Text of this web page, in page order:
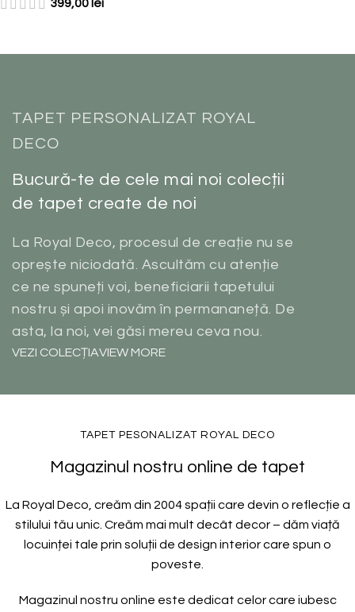
399,00 lei
TAPET PERSONALIZAT ROYAL
DECO
Bucură-te de cele mai noi colecții
de tapet create de noi
La Royal Deco, procesul de creație nu se
oprește niciodată. Ascultăm cu atenție
ce ne spuneți voi, beneficiarii tapetului
nostru și apoi inovăm în permananeță. De
asta, la noi, vei găsi mereu ceva nou.
VEZI COLECȚIAVIEW MORE
TAPET PESONALIZAT ROYAL DECO
Magazinul nostru online de tapet
La Royal Deco, creăm din 2004 spații care devin o reflecție a
stilului tău unic. Creăm mai mult decât decor – dăm viață
locuinței tale prin soluții de design interior care spun o
poveste.
Magazinul nostru online este dedicat celor care iubesc